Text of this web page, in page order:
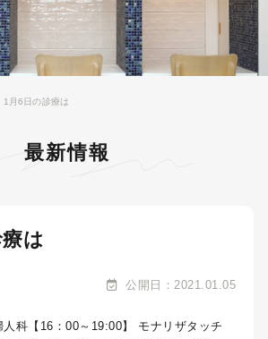
1月6日の診療は
最新情報
は
公開日：2021.01.05
科【16：00～19:00】 モナリザタッチ